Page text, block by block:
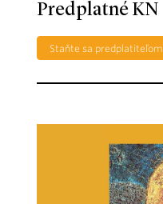
Predplatné KN
Staňte sa predplatiteľom